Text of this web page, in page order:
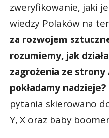
zweryfikowanie, jaki
wiedzy Polaków na
za rozwojem
rozumiemy, jak
zagrożenia ze strony
pokładamy nadzieje?
pytania skierowano
Y, X oraz baby